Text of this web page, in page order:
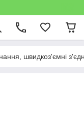
швидкоз'ємні